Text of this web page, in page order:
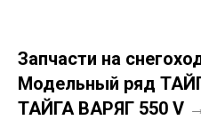
Запчасти на
Модельный ряд
ТАЙГА ВАРЯГ 550 V